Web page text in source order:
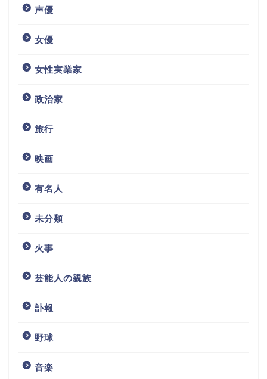
声優
女優
女性実業家
政治家
旅行
映画
有名人
未分類
火事
芸能人の親族
訃報
野球
音楽